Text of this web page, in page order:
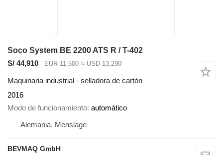
Soco System BE 2200 ATS R / T-402
S/ 44,910
EUR 11,500 ≈ USD 13,290
Maquinaria industrial - selladora de cartón
2016
Modo de funcionamiento automático
Alemania, Menslage
BEVMAQ GmbH